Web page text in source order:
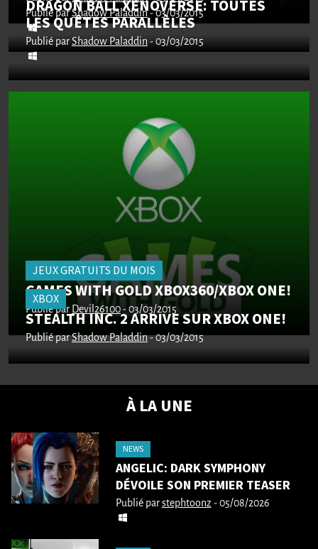
Publié parShadow Paladdin- 03/03/2015
DRAGON BALL XENOVERSE: TOUTES
LES QUÊTES PARALLÈLES
Publié parShadow Paladdin - 03/03/2015
JEUX GRATUITS DU MOIS
GAMES WITH GOLD XBOX360/XBOX ONE!
Publié par Devil26100- 03/03/2015
XBOX
STEALTH INC. 2 ARRIVE SUR XBOX ONE!
Publié parShadow Paladdin- 03/03/2015
À LA UNE
NEWS
ANGELIC: DARK SYMPHONY
DÉVOILE SON PREMIER TEASER
Publié parstephtoonz - 05/08/2026